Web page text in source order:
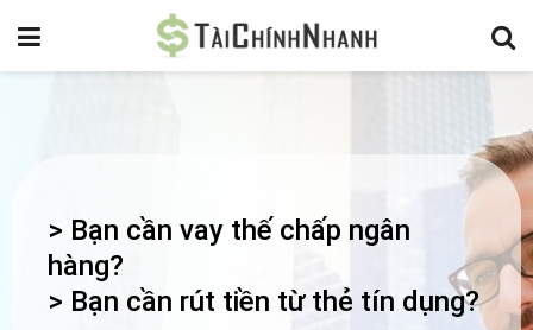
> Bạn cần vay thế chấp ngân
hàng?
> Bạn cần rút tiền từ thẻ tín dụng?